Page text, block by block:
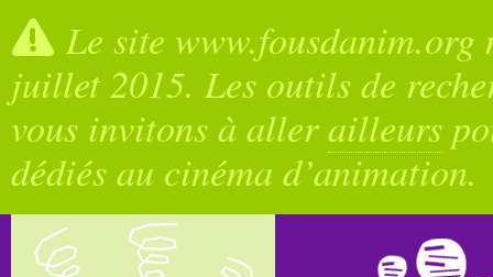
Le site
juillet 2015. Les outils de
vous invitons à allerailleurs
dédiés au cinéma d’animation.